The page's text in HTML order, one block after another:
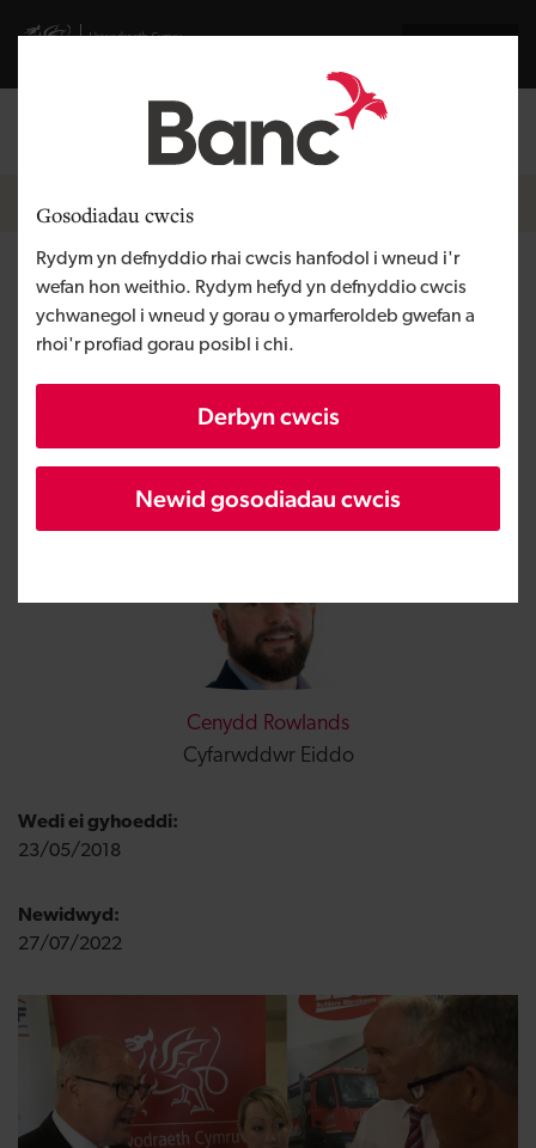
Gosodiadau cwcis
Rydym yn defnyddio rhai cwcis hanfodol i wneud i'r
wefan hon weithio. Rydym hefyd yn defnyddio cwcis
ychwanegol i wneud y gorau o ymarferoldeb gwefan a
rhoi'r profiad gorau posibl i chi.
Derbyn cwcis
Newid gosodiadau cwcis
Visit gov.wales website
Mewngofnodi
Breadcrumb
Newyddion
Hyd at £160m i ddatgloi
safleoedd segur ar gyfer
Busnesau Adeiladu Bach a
Cenydd Rowlands
Cyfarwddwr Eiddo
Wedi ei gyhoeddi:
23/05/2018
Newidwyd:
27/07/2022